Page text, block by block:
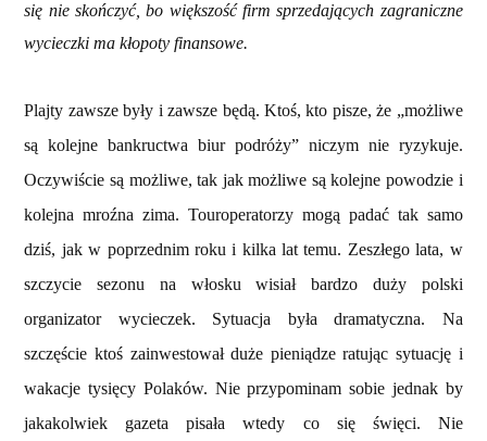
się nie skończyć, bo większość firm sprzedających zagraniczne
wycieczki ma kłopoty finansowe.
Plajty zawsze były i zawsze będą. Ktoś, kto pisze, że „możliwe
są kolejne bankructwa biur podróży” niczym nie ryzykuje.
Oczywiście są możliwe, tak jak możliwe są kolejne powodzie i
kolejna mroźna zima. Touroperatorzy mogą padać tak samo
dziś, jak w poprzednim roku i kilka lat temu. Zeszłego lata, w
szczycie sezonu na włosku wisiał bardzo duży polski
organizator wycieczek. Sytuacja była dramatyczna. Na
szczęście ktoś zainwestował duże pieniądze ratując sytuację i
wakacje tysięcy Polaków. Nie przypominam sobie jednak by
jakakolwiek gazeta pisała wtedy co się święci. Nie